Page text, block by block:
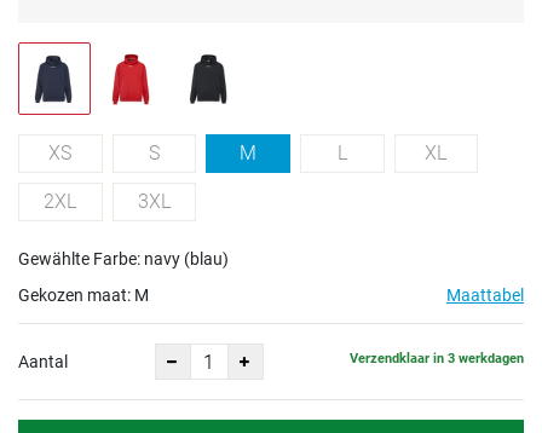
XS S M L XL
2XL 3XL
Gewählte Farbe: navy (blau)
Gekozen maat: M Maattabel
Aantal Verzendklaar in 3 werkdagen